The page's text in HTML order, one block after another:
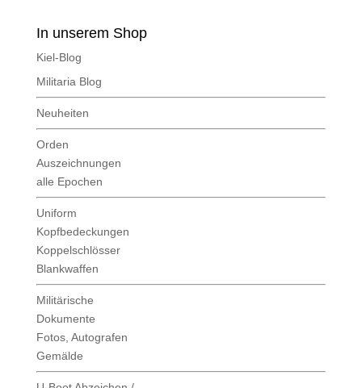
In unserem Shop
Kiel-Blog
Militaria Blog
Neuheiten
Orden
Auszeichnungen
alle Epochen
Uniform
Kopfbedeckungen
Koppelschlösser
Blankwaffen
Militärische
Dokumente
Fotos, Autografen
Gemälde